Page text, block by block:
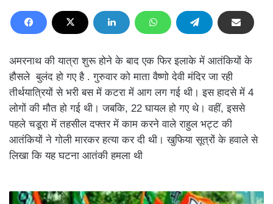
अमरनाथ की यात्रा शुरू होने के बाद एक फिर इलाके में आतंकियों के
हौसले बुलंद हो गए है . गुरुवार को माता वैष्णो देवी मंदिर जा रही
तीर्थयात्रियों से भरी बस में कटरा में आग लग गई थी। इस हादसे में 4
लोगों की मौत हो गई थी। जबकि, 22 घायल हो गए थे। वहीं, इससे
पहले चडूरा में तहसील दफ्तर में काम करने वाले राहुल भट्ट की
आतंकियों ने गोली मारकर हत्या कर दी थी। खुफिया सूत्रों के हवाले से
लिखा कि यह घटना आतंकी हमला थी
प्रदेशभर